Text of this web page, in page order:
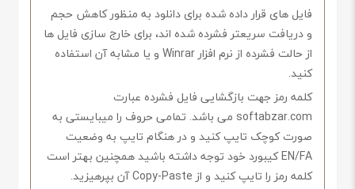
فایل های قرار داده شده برای دانلود به منظور کاهش حجم
و دریافت سریعتر فشرده شده اند، برای خارج سازی فایل ها
از حالت فشرده از نرم افزار Winrar و یا مشابه آن استفاده
کنید.
کلمه رمز جهت بازگشایی فایل فشرده عبارت
softabzar.com می باشد. تمامی حروف را میبایستی به
صورت کوچک تایپ کنید و در هنگام تایپ به وضعیت
EN/FA کیبورد خود توجه داشته باشید همچنین بهتر است
کلمه رمز را تایپ کنید و از Copy-Paste آن بپرهیزید.